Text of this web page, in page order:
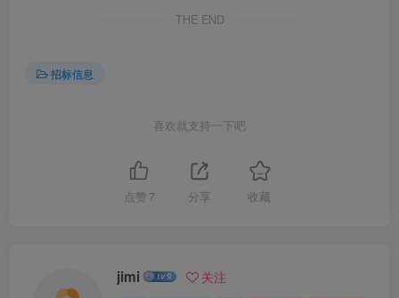
THE END
招标信息
喜欢就支持一下吧
点赞 7 分享 收藏
jimi 关注